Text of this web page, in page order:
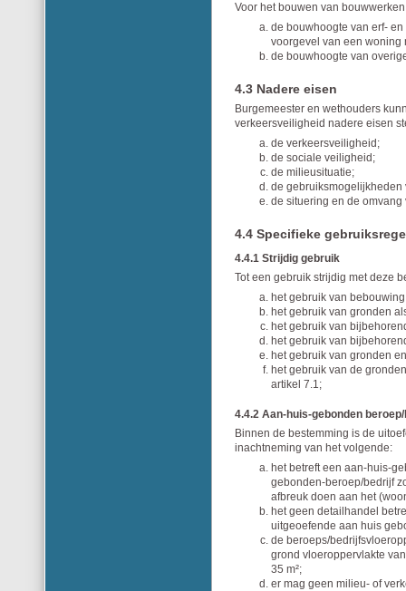
Voor het bouwen van
de bouwhoogte van erf-
voorgevel van een woning
de bouwhoogte van
4.3 Nadere eisen
Burgemeester en wethouders
verkeersveiligheid nadere eisen
de verkeersveiligheid;
de sociale veiligheid;
de milieusituatie;
de
de situering en de
4.4 Specifieke
4.4.1 Strijdig gebruik
Tot een gebruik strijdig met deze
het gebruik van
het gebruik van gronden
het gebruik van
het gebruik van
het gebruik van gronden
het gebruik van de
artikel 7.1;
4.4.2 Aan-huis-gebonden
Binnen de bestemming is de
inachtneming van het volgende:
het betreft een aan-huis-
gebonden-beroep/bedrijf
afbreuk doen aan het
het geen detailhandel
uitgeoefende aan huis
de beroeps/
grond vloeroppervlakte
35 m²;
er mag geen milieu- of